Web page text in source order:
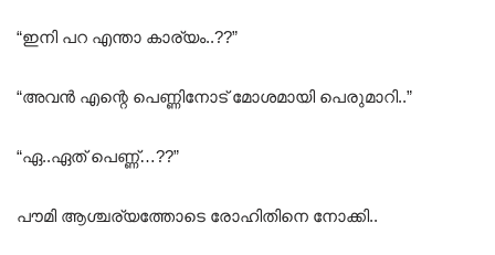
“ഇനി പറ എന്താ കാര്യം..??”
“അവൻ എന്റെ പെണ്ണിനോട് മോശമായി പെരുമാറി..”
“ഏ..ഏത് പെണ്ണ്…??”
പൗമി ആശ്ചര്യത്തോടെ രോഹിതിനെ നോക്കി..